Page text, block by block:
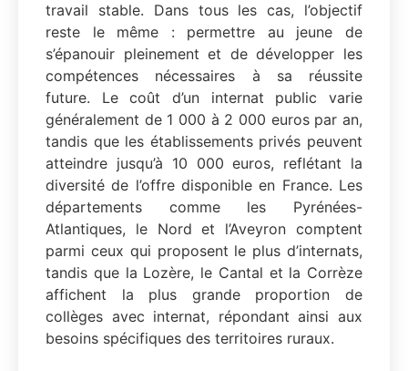
travail stable. Dans tous les cas, l’objectif
reste le même : permettre au jeune de
s’épanouir pleinement et de développer les
compétences nécessaires à sa réussite
future. Le coût d’un internat public varie
généralement de 1 000 à 2 000 euros par an,
tandis que les établissements privés peuvent
atteindre jusqu’à 10 000 euros, reflétant la
diversité de l’offre disponible en France. Les
départements comme les Pyrénées-
Atlantiques, le Nord et l’Aveyron comptent
parmi ceux qui proposent le plus d’internats,
tandis que la Lozère, le Cantal et la Corrèze
affichent la plus grande proportion de
collèges avec internat, répondant ainsi aux
besoins spécifiques des territoires ruraux.